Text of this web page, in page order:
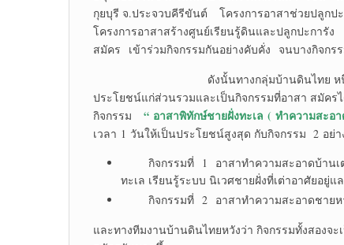
กุยบุรี จ.ประจวบคีรีขันต์ โครงการอาสาช่วยปลูก
โครงการอาสาสร้างศูนย์เรียนรู้ดินและปลูกปะกา
สมัคร เข้าร่วมกิจกรรมกันอย่างคับคั่ง จนบางกิจกร
ดังนั้นทางกลุ่มบ้านดินไทย หนึ่งในสมาชิก
ประโยชน์แก่ส่วนรวมและเป็นกิจกรรมที่อาสา สมัค
กิจกรรม
“ อาสาพิทักษ์ชายฝั่งทะเล ( ทำความสะอ
เวลา 1 วันให้เป็นประโยชน์สูงสุด กับกิจกรรม 2 อย่
กิจกรรมที่ 1 อาสาทำความสะอาดบ้านเต่
ทะเล เรียนรู้ระบบ นิเวศชายฝั่งที่เต่าอาศัยอ
กิจกรรมที่ 2 อาสาทำความสะอาดชายหา
และทางทีมงานบ้านดินไทยหวังว่า กิจกรรมทั้งสองจ